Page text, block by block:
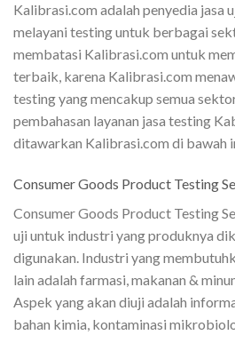
Kalibrasi.com adalah penyedia jasa
melayani testing untuk berbagai
membatasi Kalibrasi.com untuk
terbaik, karena Kalibrasi.com
testing yang mencakup semua
pembahasan layanan jasa testing
ditawarkan Kalibrasi.com di bawah
Consumer Goods Product Testing
Consumer Goods Product Testing
uji untuk industri yang produknya
digunakan. Industri yang
lain adalah farmasi, makanan &
Aspek yang akan diuji adalah
bahan kimia, kontaminasi